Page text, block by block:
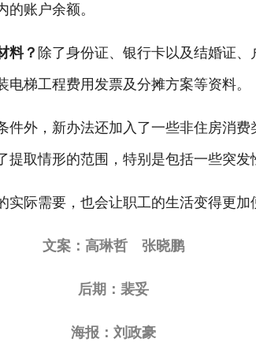
账户余额。
料？ 除了身份证、银行卡以及结婚证
梯工程费用发票及分摊方案等资料。
外，新办法还加入了一些非住房消费
取情形的范围，特别是包括一些突发
际需要，也会让职工的生活变得更加
文案：高琳哲 张晓鹏
后期：裴妥
海报：刘政豪